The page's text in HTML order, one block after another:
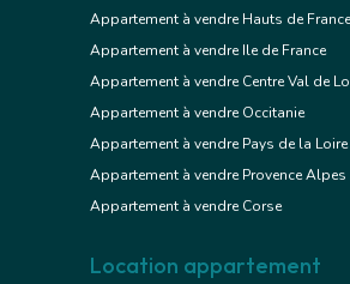
Appartement à vendre Hauts de France
Appartement à vendre Ile de France
Appartement à vendre Centre Val de
Appartement à vendre Occitanie
Appartement à vendre Pays de la Loire
Appartement à vendre Provence
Appartement à vendre Corse
Location appartement